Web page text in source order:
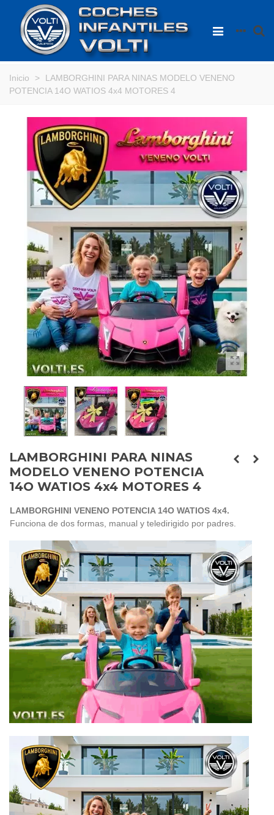
Inicio >
LAMBORGHINI PARA NINAS MODELO VENENO
POTENCIA 14O WATIOS 4x4 MOTORES 4
LAMBORGHINI PARA NINAS
MODELO VENENO POTENCIA
14O WATIOS 4x4 MOTORES 4
LAMBORGHINI VENENO POTENCIA 14O WATIOS 4x4.
Funciona de dos formas, manual y teledirigido por padres.